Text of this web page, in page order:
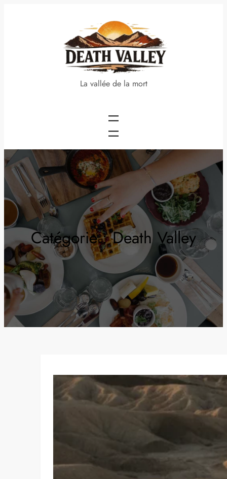
La vallée de la mort
Catégorie :Death Valley